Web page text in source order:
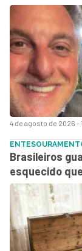
4 de agosto de 2026 -
Brasileiros
esquecido